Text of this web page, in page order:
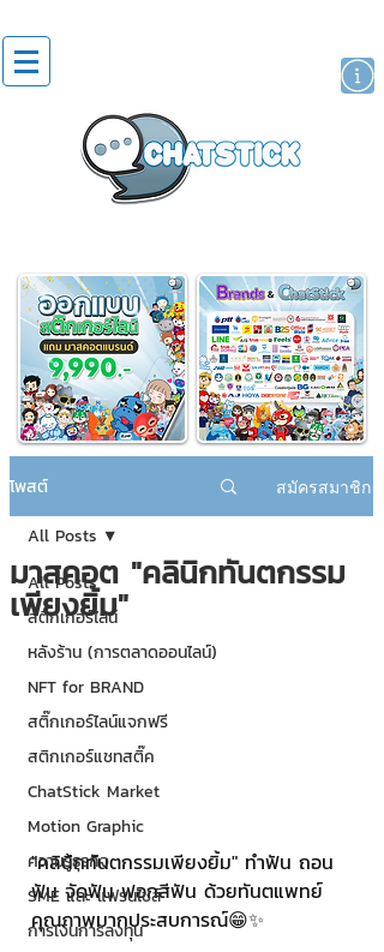
โพสต์ สมัครสมาชิก
All Posts
สติกเกอร์ไลน์
หลังร้าน (การตลาดออนไลน์)
NFT for BRAND
สติ๊กเกอร์ไลน์แจกฟรี
สติกเกอร์แชทสติ๊ค
ChatStick Market
Motion Graphic
ความรู้ธุรกิจ
SME และ แฟรนไชส์
การเงินการลงทุน
All Posts
มาสคอต "คลินิกทันตกรรม
เพียงยิ้ม"
"คลินิกทันตกรรมเพียงยิ้ม" ทำฟัน ถอน
ฟัน จัดฟัน ฟอกสีฟัน ด้วยทันตแพทย์
คุณภาพมากประสบการณ์😁✨